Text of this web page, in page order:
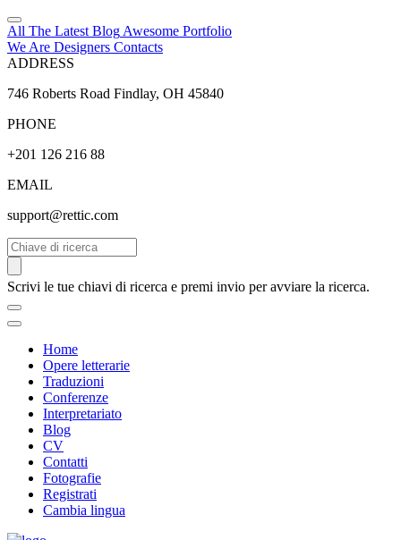
All The Latest Blog Awesome Portfolio
We Are Designers Contacts
ADDRESS
746 Roberts Road Findlay, OH 45840
PHONE
+201 126 216 88
EMAIL
support@rettic.com
Cerca
Scrivi le tue chiavi di ricerca e premi invio per avviare la ricerca.
Home
Opere letterarie
Traduzioni
Conferenze
Interpretariato
Blog
CV
Contatti
Fotografie
Registrati
Cambia lingua